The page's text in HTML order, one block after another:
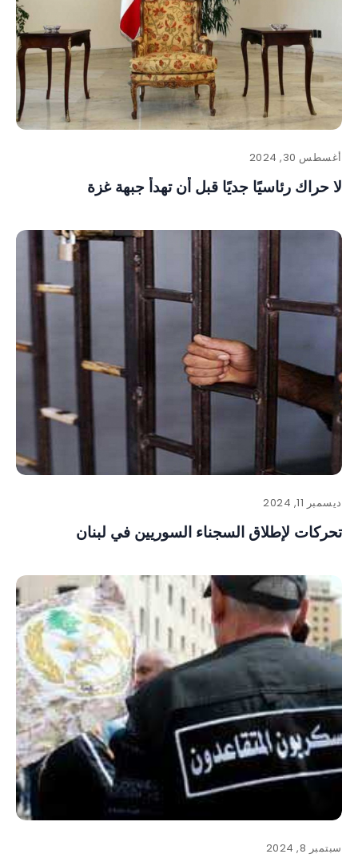
أغسطس 30, 2024
لا حراك رئاسيًا جديًا قبل أن تهدأ جبهة غزة
ديسمبر 11, 2024
تحركات لإطلاق السجناء السوريين في لبنان
سبتمبر 8, 2024